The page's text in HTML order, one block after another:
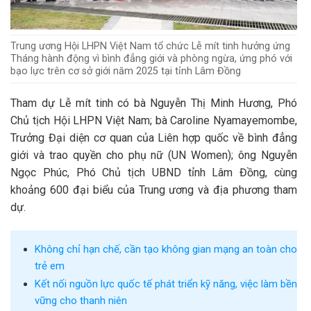
Trung ương Hội LHPN Việt Nam tổ chức Lễ mít tinh hưởng ứng
Tháng hành động vì bình đẳng giới và phòng ngừa, ứng phó với
bạo lực trên cơ sở giới năm 2025 tại tỉnh Lâm Đồng
Tham dự Lễ mít tinh có bà Nguyễn Thị Minh Hương, Phó
Chủ tịch Hội LHPN Việt Nam; bà Caroline Nyamayemombe,
Trưởng Đại diện cơ quan của Liên hợp quốc về bình đẳng
giới và trao quyền cho phụ nữ (UN Women); ông Nguyễn
Ngọc Phúc, Phó Chủ tịch UBND tỉnh Lâm Đồng, cùng
khoảng 600 đại biểu của Trung ương và địa phương tham
dự.
Không chỉ hạn chế, cần tạo không gian mạng an toàn cho
trẻ em
Kết nối nguồn lực quốc tế phát triển kỹ năng, việc làm bền
vững cho thanh niên